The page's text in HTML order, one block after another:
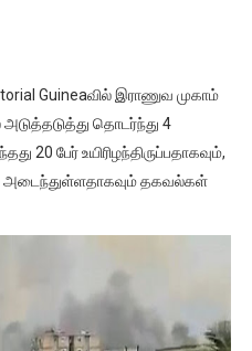
தனிமையில்
Guineaவில் இராணுவ முகாம்
அடுத்தடுத்து தொடர்ந்து 4
20 பேர் உயிரிழந்திருப்பதாகவும்,
அடைந்துள்ளதாகவும் தகவல்கள்